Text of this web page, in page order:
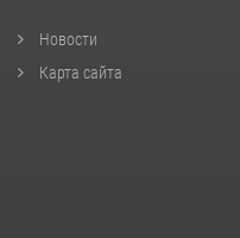
Новости
Карта сайта